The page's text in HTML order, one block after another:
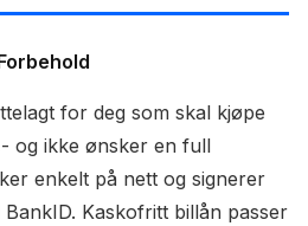
for deg som skal kjøpe
og ikke ønsker en full
enkelt på nett og signerer
Kaskofritt billån passer